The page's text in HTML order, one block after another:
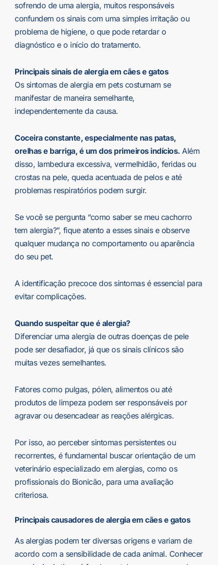
sofrendo de uma alergia, muitos responsáveis
confundem os sinais com uma simples irritação ou
problema de higiene, o que pode retardar o
diagnóstico e o início do tratamento.
Principais sinais de alergia em cães e gatos
Os sintomas de alergia em pets costumam se
manifestar de maneira semelhante,
independentemente da causa.
Coceira constante, especialmente nas patas,
orelhas e barriga, é um dos primeiros indícios. Além
disso, lambedura excessiva, vermelhidão, feridas ou
crostas na pele, queda acentuada de pelos e até
problemas respiratórios podem surgir.
Se você se pergunta “como saber se meu cachorro
tem alergia?”, fique atento a esses sinais e observe
qualquer mudança no comportamento ou aparência
do seu pet.
A identificação precoce dos sintomas é essencial para
evitar complicações.
Quando suspeitar que é alergia?
Diferenciar uma alergia de outras doenças de pele
pode ser desafiador, já que os sinais clínicos são
muitas vezes semelhantes.
Fatores como pulgas, pólen, alimentos ou até
produtos de limpeza podem ser responsáveis por
agravar ou desencadear as reações alérgicas.
Por isso, ao perceber sintomas persistentes ou
recorrentes, é fundamental buscar orientação de um
veterinário especializado em alergias, como os
profissionais do Bionicão, para uma avaliação
criteriosa.
Principais causadores de alergia em cães e gatos
As alergias podem ter diversas origens e variam de
acordo com a sensibilidade de cada animal. Conhecer